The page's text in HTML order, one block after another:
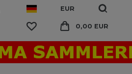
EUR
0,00 EUR